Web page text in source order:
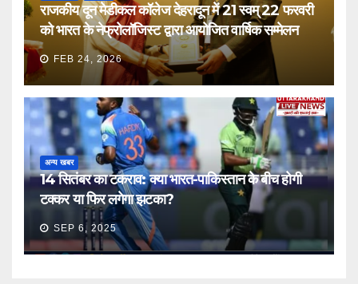
राजकीय दून मेडीकल कॉलेज देहरादून में 21 स्वम् 22 फरवरी
को भारत के नेफ्रोलॉजिस्ट द्वारा आयोजित वार्षिक सम्मेलन
FEB 24, 2026
अन्य खबर
14 सितंबर का टकराव: क्या भारत-पाकिस्तान के बीच होगी
टक्कर या फिर लगेगा झटका?
SEP 6, 2025